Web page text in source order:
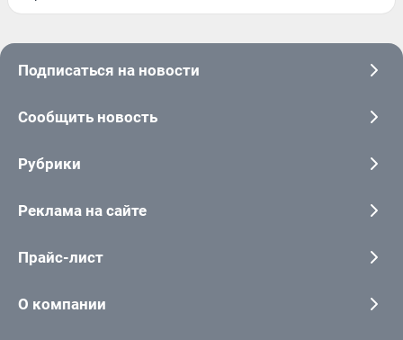
Подписаться на новости
Сообщить новость
Рубрики
Реклама на сайте
Прайс-лист
О компании